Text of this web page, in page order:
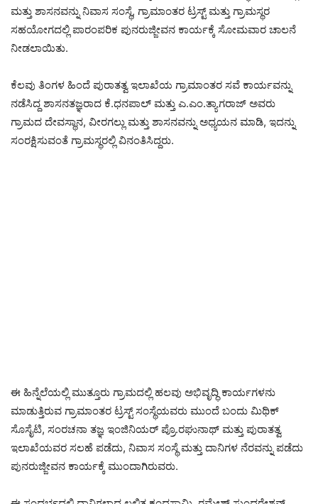
ಮತ್ತು ಶಾಸನವನ್ನು ನಿವಾಸ ಸಂಸ್ಥೆ, ಗ್ರಾಮಾಂತರ ಟ್ರಸ್ಟ್ ಮತ್ತು ಗ್ರಾಮಸ್ಥರ
ಸಹಯೋಗದಲ್ಲಿ ಪಾರಂಪರಿಕ ಪುನರುಜ್ಜೀವನ ಕಾರ್ಯಕ್ಕೆ ಸೋಮವಾರ ಚಾಲನೆ
ನೀಡಲಾಯಿತು.
ಕೆಲವು ತಿಂಗಳ ಹಿಂದೆ ಪುರಾತತ್ವ ಇಲಾಖೆಯ ಗ್ರಾಮಾಂತರ ಸವೆ ಕಾರ್ಯವನ್ನು
ನಡೆಸಿದ್ದ ಶಾಸನತಜ್ಞರಾದ ಕೆ.ಧನಪಾಲ್ ಮತ್ತು ಎ.ಎಂ.ತ್ಯಾಗರಾಜ್ ಅವರು
ಗ್ರಾಮದ ದೇವಸ್ಥಾನ, ವೀರಗಲ್ಲು ಮತ್ತು ಶಾಸನವನ್ನು ಅಧ್ಯಯನ ಮಾಡಿ, ಇದನ್ನು
ಸಂರಕ್ಷಿಸುವಂತೆ ಗ್ರಾಮಸ್ಥರಲ್ಲಿ ವಿನಂತಿಸಿದ್ದರು.
ಈ ಹಿನ್ನೆಲೆಯಲ್ಲಿ ಮುತ್ತೂರು ಗ್ರಾಮದಲ್ಲಿ ಹಲವು ಅಭಿವೃದ್ಧಿ ಕಾರ್ಯಗಳನು
ಮಾಡುತ್ತಿರುವ ಗ್ರಾಮಾಂತರ ಟ್ರಸ್ಟ್ ಸಂಸ್ಥೆಯವರು ಮುಂದೆ ಬಂದು ಮಿಥಿಕ್
ಸೊಸೈಟಿ, ಸಂರಚನಾ ತಜ್ಞ ಇಂಜಿನಿಯರ್ ಪ್ರೊ.ರಘುನಾಥ್ ಮತ್ತು ಪುರಾತತ್ವ
ಇಲಾಖೆಯವರ ಸಲಹೆ ಪಡೆದು, ನಿವಾಸ ಸಂಸ್ಥೆ ಮತ್ತು ದಾನಿಗಳ ನೆರವನ್ನು ಪಡೆದು
ಪುನರುಜ್ಜೀವನ ಕಾರ್ಯಕ್ಕೆ ಮುಂದಾಗಿರುವರು.